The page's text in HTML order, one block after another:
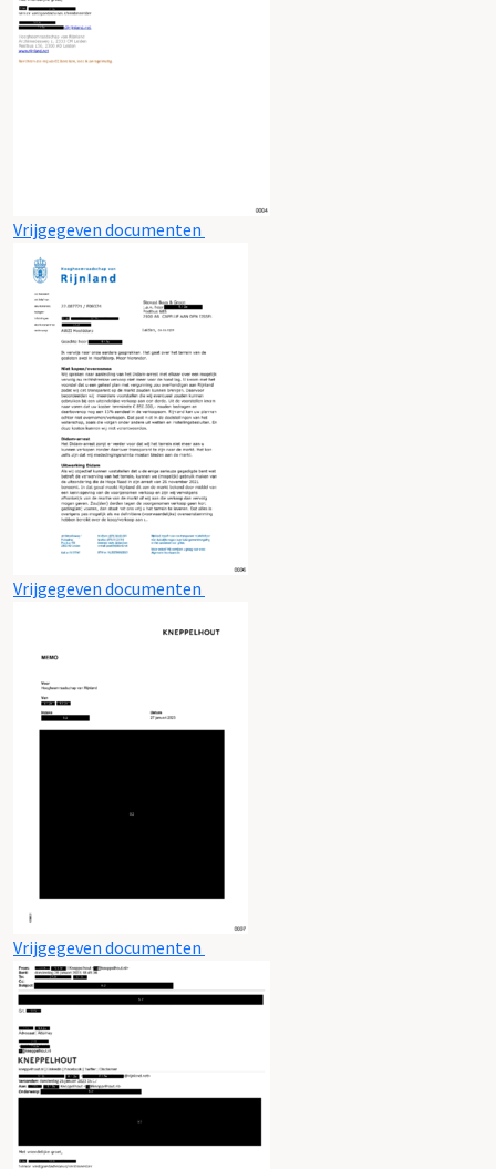
Vrijgegeven documenten
Vrijgegeven documenten
Vrijgegeven documenten